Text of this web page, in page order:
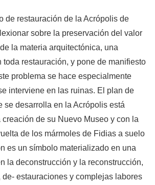
de restauración de la Acrópolis de
sobre la preservación del valor
la materia arquitectónica, una
toda restauración, y pone de manifiesto
problema se hace especialmente
interviene en las ruinas. El plan de
se desarrolla en la Acrópolis está
de su Nuevo Museo y con la
de los mármoles de Fidias a suelo
es un símbolo materializado en una
la deconstrucción y la reconstrucción,
estauraciones y complejas labores